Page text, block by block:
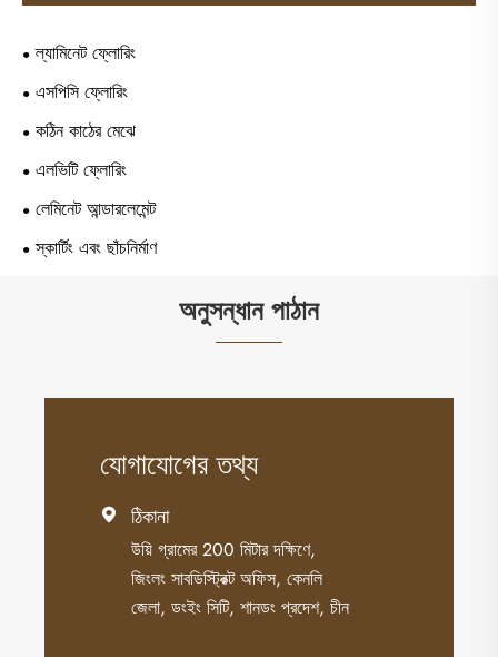
ল্যামিনেট ফ্লোরিং
এসপিসি ফ্লোরিং
কঠিন কাঠের মেঝে
এলভিটি ফ্লোরিং
লেমিনেট আন্ডারলেমেন্ট
স্কার্টিং এবং ছাঁচনির্মাণ
অনুসন্ধান পাঠান
যোগাযোগের তথ্য
 ঠিকানা
উয়ি গ্রামের 200 মিটার দক্ষিণে,
জিংলং সাবডিস্ট্রিক্ট অফিস, কেনলি
জেলা, ডংইং সিটি, শানডং প্রদেশ, চীন